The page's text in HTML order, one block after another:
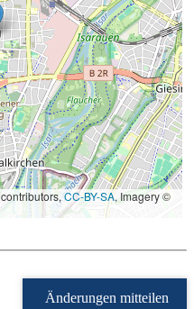
contributors,CC-BY-SA, Imagery ©
Änderungen mitteilen